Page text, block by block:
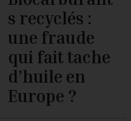
s recyclés :
une fraude
qui fait tache
d’huile en
Europe ?